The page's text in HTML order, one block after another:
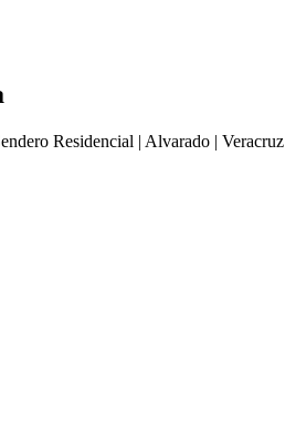
Residencial | Alvarado | Veracruz